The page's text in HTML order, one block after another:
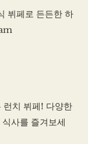
뷔페로 든든한 하
런치 뷔페! 다양한
사를 즐겨보세